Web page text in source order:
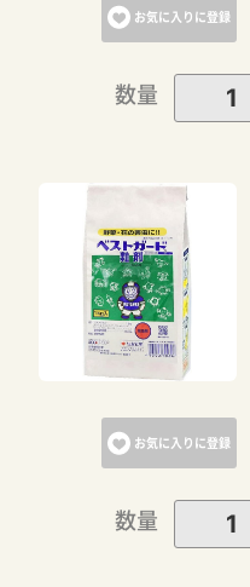
お気に入りに登録
数量
お気に入りに登録
数量